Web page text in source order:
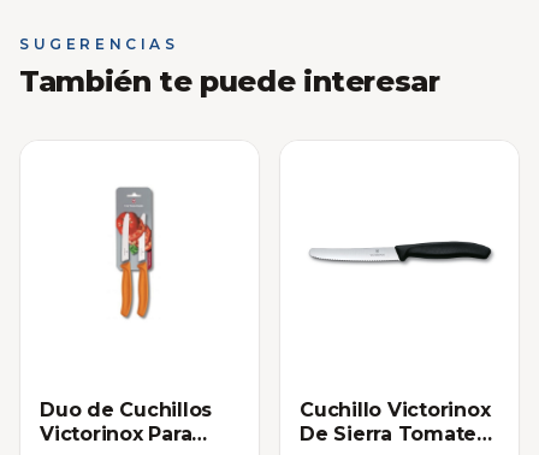
SUGERENCIAS
También te puede interesar
Duo de Cuchillos
Victorinox Para
Cuchillo Victorinox
De Sierra Tomatero